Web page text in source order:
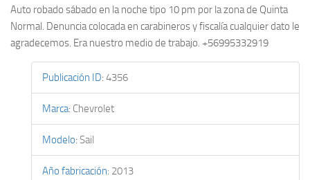
Auto robado sábado en la noche tipo 10 pm por la zona de Quinta
Normal. Denuncia colocada en carabineros y fiscalía cualquier dato le
agradecemos. Era nuestro medio de trabajo. +56995332919
Publicación ID: 4356
Marca: Chevrolet
Modelo: Sail
Año fabricación: 2013